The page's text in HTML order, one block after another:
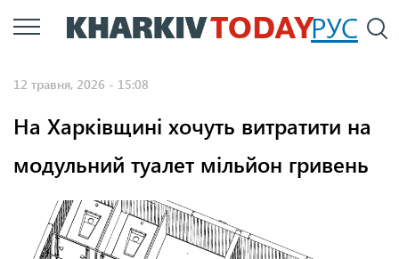
Перейти
до
РУС
12 травня, 2026 - 15:08
На Харківщині хочуть витратити на
модульний туалет мільйон гривень